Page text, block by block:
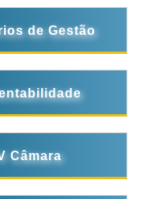
de Gestão
Câmara